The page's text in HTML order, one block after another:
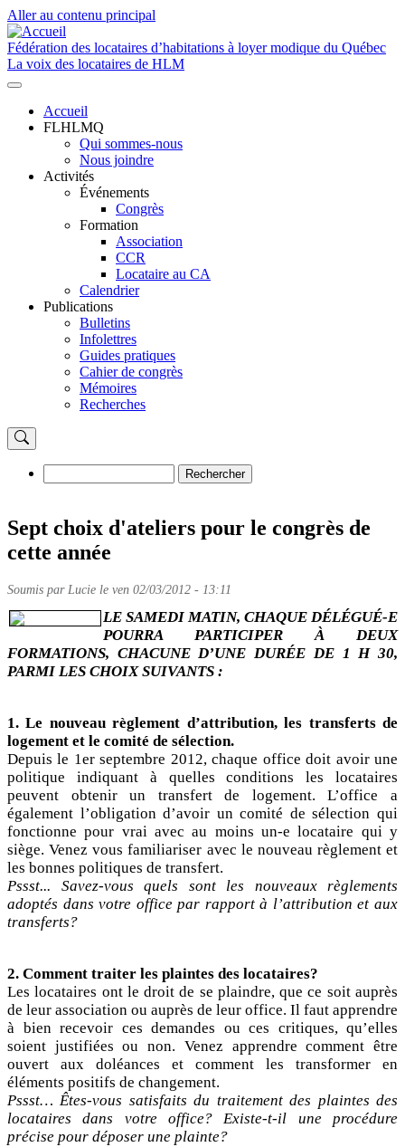
Aller au contenu principal
Fédération des locataires d’habitations à loyer modique du Québec
La voix des locataires de HLM
Navigation
principale
Accueil
FLHLMQ
Qui sommes-nous
Nous joindre
Activités
Événements
Congrès
Formation
Association
CCR
Locataire au CA
Calendrier
Publications
Bulletins
Infolettres
Guides pratiques
Cahier de congrès
Mémoires
Recherches
Rechercher
Sept choix d'ateliers pour le congrès de
cette année
Soumis par Lucie le ven 02/03/2012 - 13:11
LE SAMEDI MATIN, CHAQUE DÉLÉGUÉ-E
POURRA PARTICIPER À DEUX
FORMATIONS, CHACUNE D’UNE DURÉE DE 1 H 30,
PARMI LES CHOIX SUIVANTS :
1. Le nouveau règlement d’attribution, les transferts de
logement et le comité de sélection.
Depuis le 1er septembre 2012, chaque office doit avoir une
politique indiquant à quelles conditions les locataires
peuvent obtenir un transfert de logement. L’office a
également l’obligation d’avoir un comité de sélection qui
fonctionne pour vrai avec au moins un-e locataire qui y
siège. Venez vous familiariser avec le nouveau règlement et
les bonnes politiques de transfert.
Pssst... Savez-vous quels sont les nouveaux règlements
adoptés dans votre office par rapport à l’attribution et aux
transferts?
2. Comment traiter les plaintes des locataires?
Les locataires ont le droit de se plaindre, que ce soit auprès
de leur association ou auprès de leur office. Il faut apprendre
à bien recevoir ces demandes ou ces critiques, qu’elles
soient justifiées ou non. Venez apprendre comment être
ouvert aux doléances et comment les transformer en
éléments positifs de changement.
Pssst… Êtes-vous satisfaits du traitement des plaintes des
locataires dans votre office? Existe-t-il une procédure
précise pour déposer une plainte?